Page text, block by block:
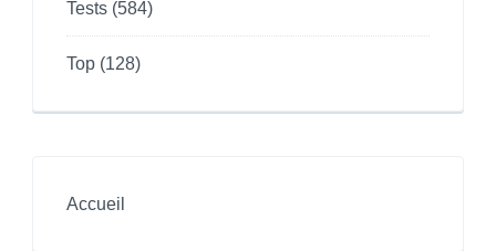
Tests (584)
Top (128)
Accueil